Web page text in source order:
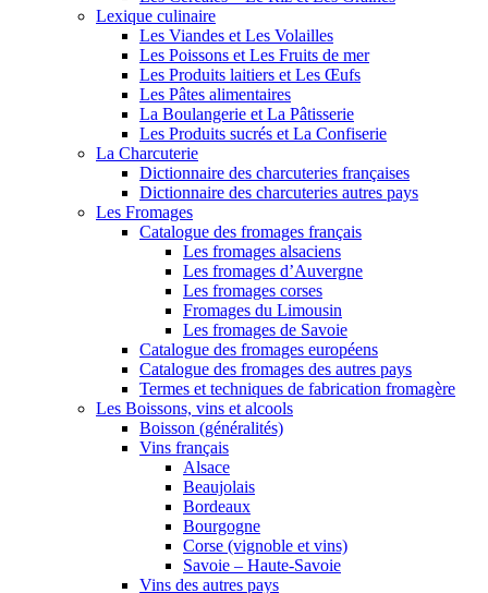
Lexique culinaire
Les Viandes et Les Volailles
Les Poissons et Les Fruits de mer
Les Produits laitiers et Les Œufs
Les Pâtes alimentaires
La Boulangerie et La Pâtisserie
Les Produits sucrés et La Confiserie
La Charcuterie
Dictionnaire des charcuteries françaises
Dictionnaire des charcuteries autres pays
Les Fromages
Catalogue des fromages français
Les fromages alsaciens
Les fromages d’Auvergne
Les fromages corses
Fromages du Limousin
Les fromages de Savoie
Catalogue des fromages européens
Catalogue des fromages des autres pays
Termes et techniques de fabrication fromagère
Les Boissons, vins et alcools
Boisson (généralités)
Vins français
Alsace
Beaujolais
Bordeaux
Bourgogne
Corse (vignoble et vins)
Savoie – Haute-Savoie
Vins des autres pays